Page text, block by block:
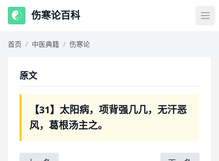
伤寒论百科
首页 / 中医典籍 / 伤寒论
原文
【31】太阳病，项背强几几，无汗恶
风，葛根汤主之。